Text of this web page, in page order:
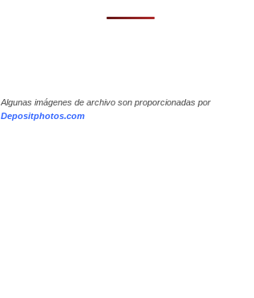
Algunas imágenes de archivo son proporcionadas por
Depositphotos.com